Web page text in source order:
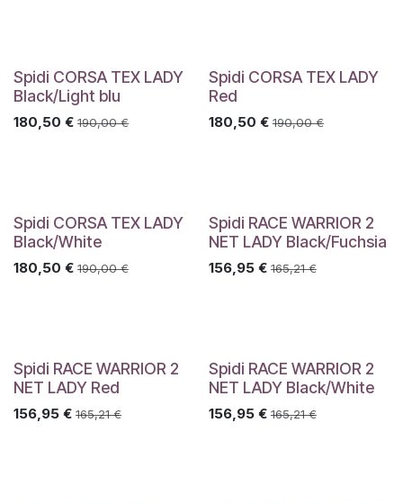
Spidi CORSA TEX LADY
Black/Light blu
180,50 € 190,00€
Spidi CORSA TEX LADY
Red
180,50 € 190,00€
Spidi CORSA TEX LADY
Black/White
180,50 € 190,00€
Spidi RACE WARRIOR 2
NET LADY Black/Fuchsia
156,95€ 165,21€
Spidi RACE WARRIOR 2
NET LADY Red
156,95 € 165,21€
Spidi RACE WARRIOR 2
NET LADY Black/White
156,95€ 165,21€